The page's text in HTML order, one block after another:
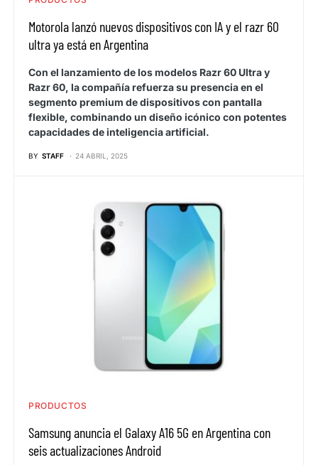
Motorola lanzó nuevos dispositivos con IA y el razr 60
ultra ya está en Argentina
Con el lanzamiento de los modelos Razr 60 Ultra y
Razr 60, la compañía refuerza su presencia en el
segmento premium de dispositivos con pantalla
flexible, combinando un diseño icónico con potentes
capacidades de inteligencia artificial.
BY STAFF 24 ABRIL, 2025
PRODUCTOS
Samsung anuncia el Galaxy A16 5G en Argentina con
seis actualizaciones Android